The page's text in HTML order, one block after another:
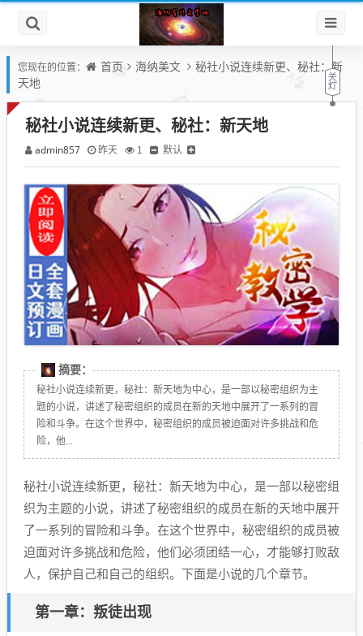
您现在的位置： 首页 海纳美文
秘社小说连续新更、秘社：新
天地
秘社小说连续新更、秘社：新天地
admin857 昨天 1 默认
摘要：
秘社小说连续新更，秘社：新天地为中心，是一部以秘密组织为主
题的小说，讲述了秘密组织的成员在新的天地中展开了一系列的冒
险和斗争。在这个世界中，秘密组织的成员被迫面对许多挑战和危
险，他...
秘社小说连续新更，秘社：新天地为中心，是一部以秘密组
织为主题的小说，讲述了秘密组织的成员在新的天地中展开
了一系列的冒险和斗争。在这个世界中，秘密组织的成员被
迫面对许多挑战和危险，他们必须团结一心，才能够打败敌
人，保护自己和自己的组织。下面是小说的几个章节。
第一章：叛徒出现